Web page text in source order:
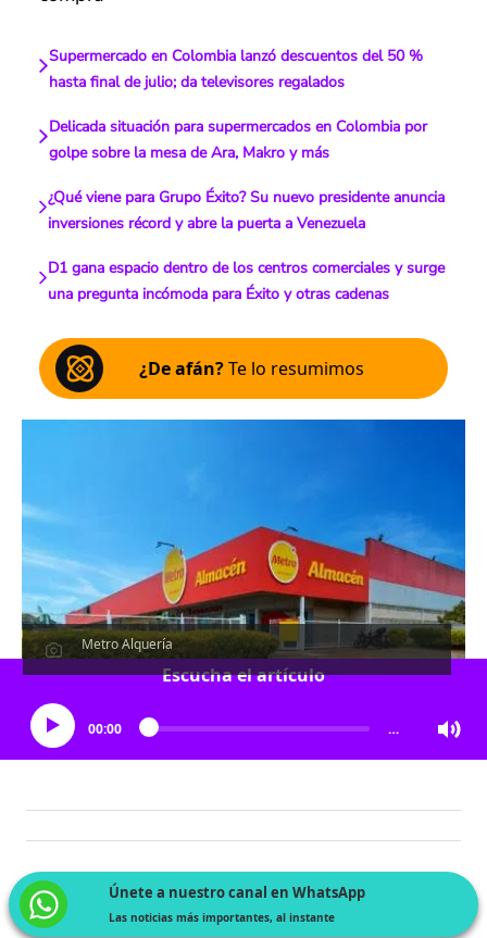
Supermercado en Colombia lanzó descuentos del 50 %
hasta final de julio; da televisores regalados
Delicada situación para supermercados en Colombia por
golpe sobre la mesa de Ara, Makro y más
¿Qué viene para Grupo Éxito? Su nuevo presidente anuncia
inversiones récord y abre la puerta a Venezuela
D1 gana espacio dentro de los centros comerciales y surge
una pregunta incómoda para Éxito y otras cadenas
¿De afán?Te lo resumimos
Metro Alquería
Escucha el artículo
00:00 …
Únete a nuestro canal en WhatsApp
Las noticias más importantes, al instante